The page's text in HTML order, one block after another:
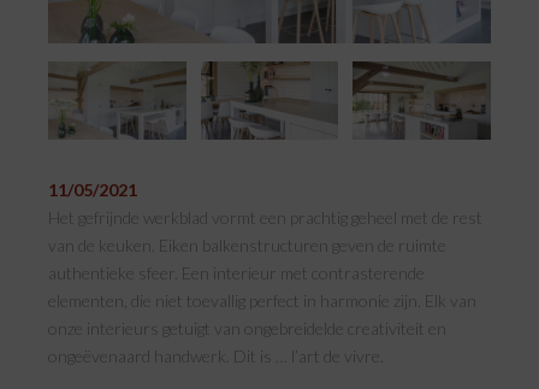
11/05/2021
Het gefrijnde werkblad vormt een prachtig geheel met de rest
van de keuken. Eiken balkenstructuren geven de ruimte
authentieke sfeer. Een interieur met contrasterende
elementen, die niet toevallig perfect in harmonie zijn. Elk van
onze interieurs getuigt van ongebreidelde creativiteit en
ongeëvenaard handwerk. Dit is … l’art de vivre.